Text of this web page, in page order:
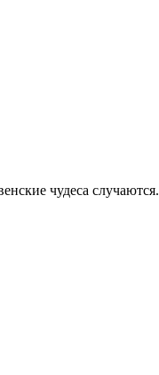
чудеса случаются.